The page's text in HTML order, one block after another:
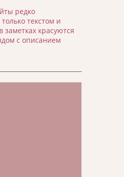
редко
текстом и
заметках красуются
с описанием